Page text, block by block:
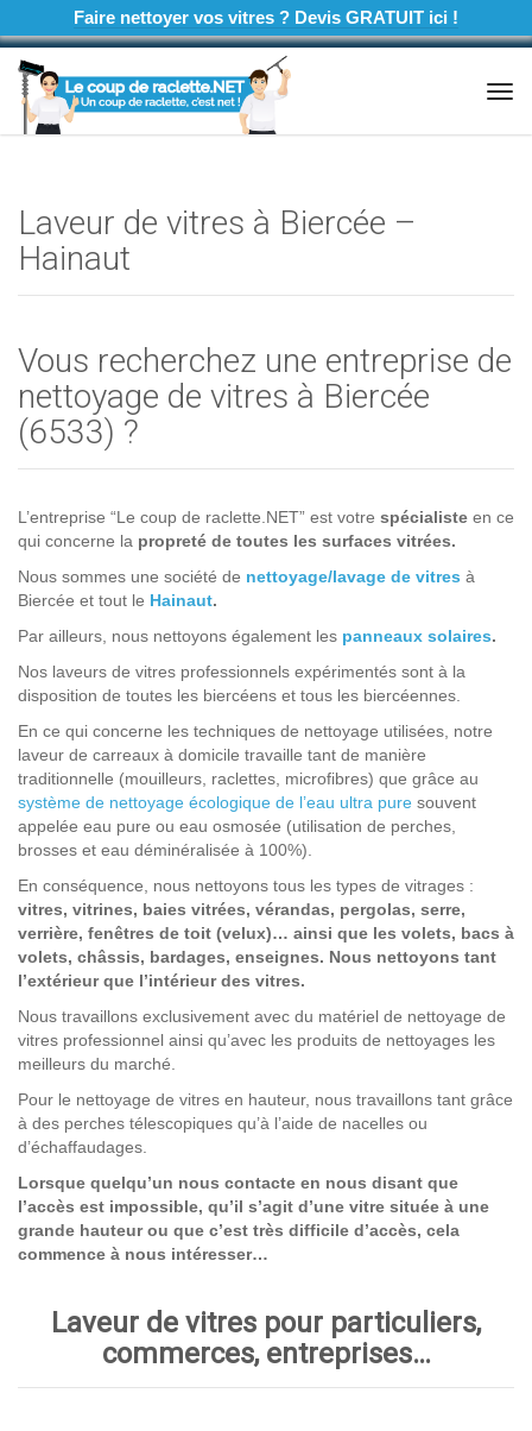
Faire nettoyer vos vitres ? Devis GRATUIT ici !
Laveur de vitres à Biercée –
Hainaut
Vous recherchez une entreprise de
nettoyage de vitres à Biercée
(6533) ?
L’entreprise “Le coup de raclette.NET” est votre spécialiste en ce
qui concerne la propreté de toutes les surfaces vitrées.
Nous sommes une société de nettoyage/lavage de vitres à
Biercée et tout le Hainaut.
Par ailleurs, nous nettoyons également les panneaux solaires.
Nos laveurs de vitres professionnels expérimentés sont à la
disposition de toutes les biercéens et tous les biercéennes.
En ce qui concerne les techniques de nettoyage utilisées, notre
laveur de carreaux à domicile travaille tant de manière
traditionnelle (mouilleurs, raclettes, microfibres) que grâce au
système de nettoyage écologique de l’eau ultra pure souvent
appelée eau pure ou eau osmosée (utilisation de perches,
brosses et eau déminéralisée à 100%).
En conséquence, nous nettoyons tous les types de vitrages :
vitres, vitrines, baies vitrées, vérandas, pergolas, serre,
verrière, fenêtres de toit (velux)… ainsi que les volets, bacs à
volets, châssis, bardages, enseignes. Nous nettoyons tant
l’extérieur que l’intérieur des vitres.
Nous travaillons exclusivement avec du matériel de nettoyage de
vitres professionnel ainsi qu’avec les produits de nettoyages les
meilleurs du marché.
Pour le nettoyage de vitres en hauteur, nous travaillons tant grâce
à des perches télescopiques qu’à l’aide de nacelles ou
d’échaffaudages.
Lorsque quelqu’un nous contacte en nous disant que
l’accès est impossible, qu’il s’agit d’une vitre située à une
grande hauteur ou que c’est très difficile d’accès, cela
commence à nous intéresser…
Laveur de vitres pour particuliers,
commerces, entreprises…